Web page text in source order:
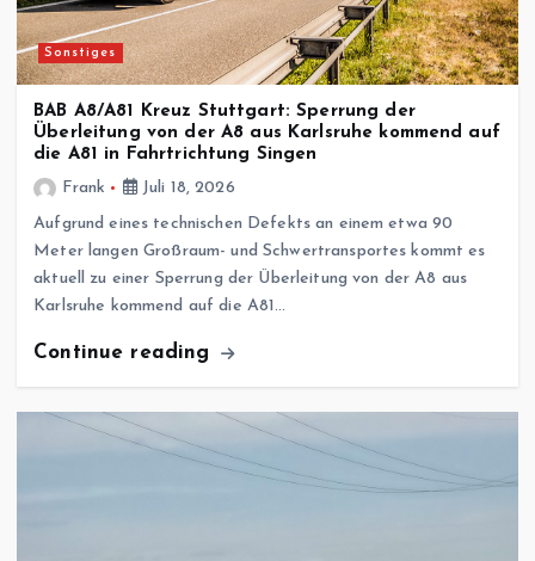
Sonstiges
BAB A8/A81 Kreuz Stuttgart: Sperrung der
Überleitung von der A8 aus Karlsruhe kommend auf
die A81 in Fahrtrichtung Singen
Frank
Juli 18, 2026
Aufgrund eines technischen Defekts an einem etwa 90
Meter langen Großraum- und Schwertransportes kommt es
aktuell zu einer Sperrung der Überleitung von der A8 aus
Karlsruhe kommend auf die A81…
Continue reading